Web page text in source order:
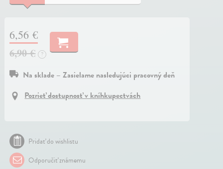
6,56 €
6,90 €
?
Na sklade – Zasielame nasledujúci pracovný deň
Pozrieť dostupnosť v kníhkupectvách
Pridať do wishlistu
Odporučiť známemu